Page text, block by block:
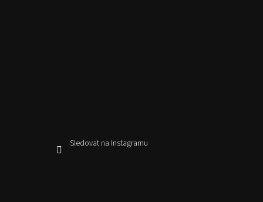
Sledovat na Instagramu